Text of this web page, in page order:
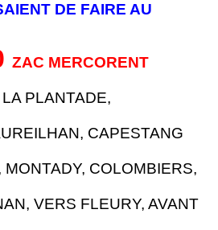
DE FAIRE AU
ZAC MERCORENT
LA PLANTADE,
CAPESTANG
COLOMBIERS,
VERS FLEURY, AVANT